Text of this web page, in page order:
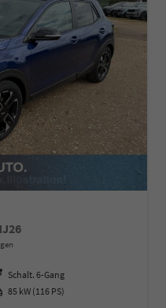
Schalt. 6-Gang
85 kW (116 PS)